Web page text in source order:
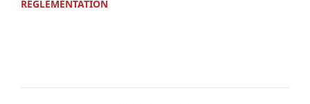
RÉGLEMENTATION